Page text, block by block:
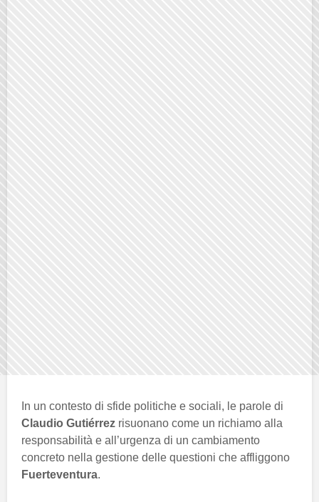
In un contesto di sfide politiche e sociali, le parole di
Claudio Gutiérrez risuonano come un richiamo alla
responsabilità e all’urgenza di un cambiamento
concreto nella gestione delle questioni che affliggono
Fuerteventura.